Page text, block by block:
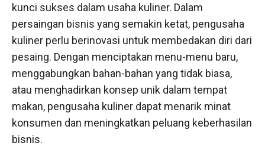
kunci sukses dalam usaha kuliner. Dalam
persaingan bisnis yang semakin ketat, pengusaha
kuliner perlu berinovasi untuk membedakan diri dari
pesaing. Dengan menciptakan menu-menu baru,
menggabungkan bahan-bahan yang tidak biasa,
atau menghadirkan konsep unik dalam tempat
makan, pengusaha kuliner dapat menarik minat
konsumen dan meningkatkan peluang keberhasilan
bisnis.